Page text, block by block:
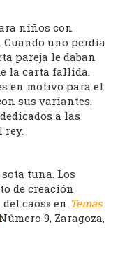
niños con
uno perdía
pareja le daban
la carta fallida.
en motivo para el
sus variantes.
a las
rey.
tuna. Los
de creación
caos» en Temas
9, Zaragoza,